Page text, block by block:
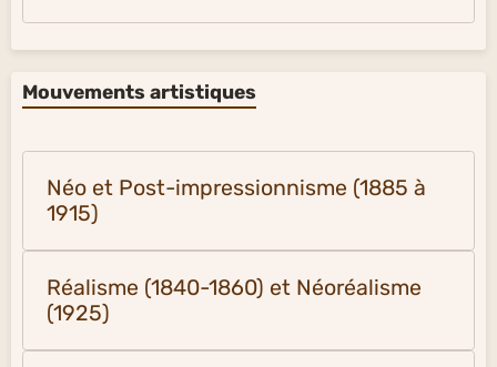
Mouvements artistiques
Néo et Post-impressionnisme (1885 à
1915)
Réalisme (1840-1860) et Néoréalisme
(1925)